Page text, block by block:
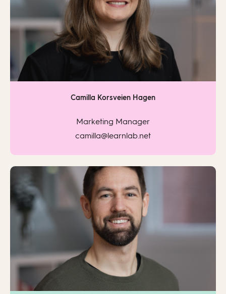
Camilla Korsveien Hagen
Marketing Manager
camilla@learnlab.net